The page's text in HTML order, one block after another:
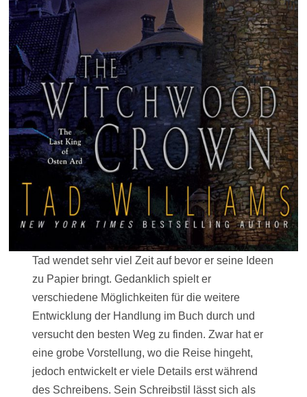
Tad wendet sehr viel Zeit auf bevor er seine Ideen
zu Papier bringt. Gedanklich spielt er
verschiedene Möglichkeiten für die weitere
Entwicklung der Handlung im Buch durch und
versucht den besten Weg zu finden. Zwar hat er
eine grobe Vorstellung, wo die Reise hingeht,
jedoch entwickelt er viele Details erst während
des Schreibens. Sein Schreibstil lässt sich als